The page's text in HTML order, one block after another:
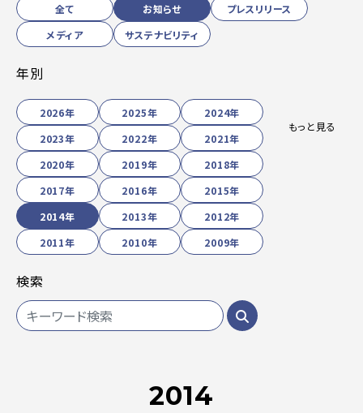
全て お知らせ
プレスリリース
メディア
サステナビリティ
年別
2026年 2025年
2024年
2023年
2022年
2021年
2020年
2019年
2018年
2017年
2016年
2015年
2014年
2013年
2012年
2011年
2010年 2009年
もっと見る
検索
2014